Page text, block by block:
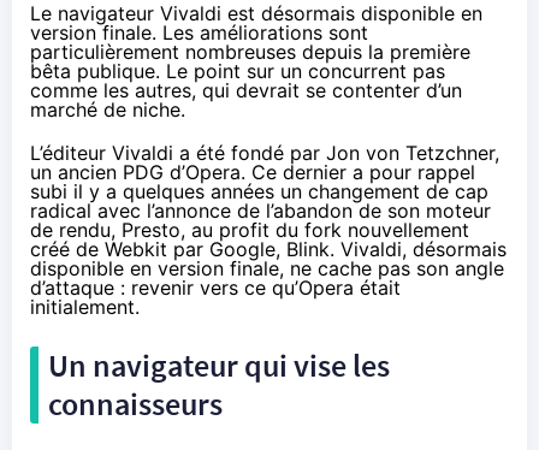
Le navigateur Vivaldi est désormais disponible en
version finale. Les améliorations sont
particulièrement nombreuses depuis la première
bêta publique. Le point sur un concurrent pas
comme les autres, qui devrait se contenter d’un
marché de niche.
L’éditeur Vivaldi a été fondé par Jon von Tetzchner,
un ancien PDG d’Opera. Ce dernier a pour rappel
subi il y a quelques années un changement de cap
radical avec l’annonce de l’abandon de son moteur
de rendu, Presto, au profit du fork nouvellement
créé de Webkit par Google, Blink. Vivaldi, désormais
disponible en version finale, ne cache pas son angle
d’attaque : revenir vers ce qu’Opera était
initialement.
Un navigateur qui vise les
connaisseurs